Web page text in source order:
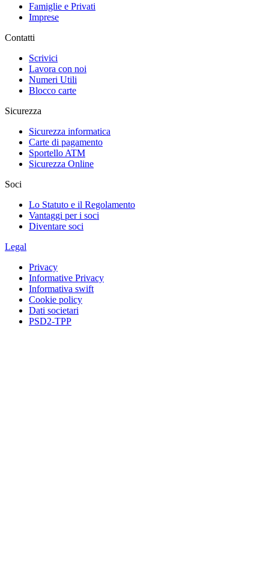
Famiglie e Privati
Imprese
Contatti
Scrivici
Lavora con noi
Numeri Utili
Blocco carte
Sicurezza
Sicurezza informatica
Carte di pagamento
Sportello ATM
Sicurezza Online
Soci
Lo Statuto e il Regolamento
Vantaggi per i soci
Diventare soci
Legal
Privacy
Informative Privacy
Informativa swift
Cookie policy
Dati societari
PSD2-TPP